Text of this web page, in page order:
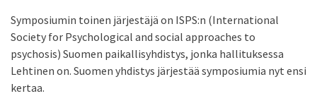
Symposiumin toinen järjestäjä on ISPS:n (International
Society for Psychological and social approaches to
psychosis) Suomen paikallisyhdistys, jonka hallituksessa
Lehtinen on. Suomen yhdistys järjestää symposiumia nyt ensi
kertaa.